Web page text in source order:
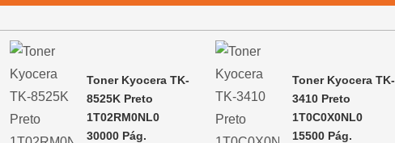
Toner Kyocera TK-
8525K Preto
1T02RM0NL0
30000 Pág.
Toner Kyocera TK-
3410 Preto
1T0C0X0NL0
15500 Pág.